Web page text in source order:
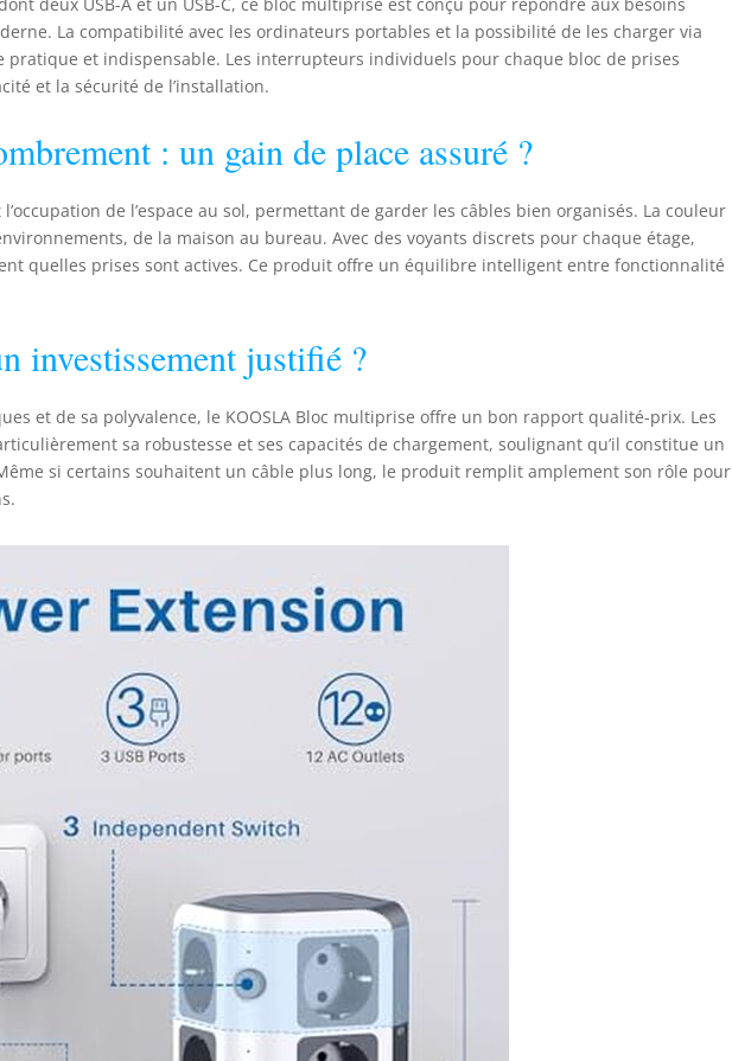
automatiquement lorsque la puissance totale de l'appareil
dépasse 3680W, vous protégeant ainsi complètement, vous et
vos appareils. Matériaux de Haute Qualité : La KOOSLA
Multiprise avec usb est composée de matériau PC ignifugé et
ignifugé, étanche et résistant aux hautes températures, ce qui
augmente considérablement la durée de vie de la prise et
deux USB-A et un USB-C, ce bloc multiprise est conçu pour répondre aux besoins
La compatibilité avec les ordinateurs portables et la possibilité de les charger via
pratique et indispensable. Les interrupteurs individuels pour chaque bloc de prises
et la sécurité de l’installation.
: un gain de place assuré ?
de l’espace au sol, permettant de garder les câbles bien organisés. La couleur
de la maison au bureau. Avec des voyants discrets pour chaque étage,
quelles prises sont actives. Ce produit offre un équilibre intelligent entre fonctionnalité
investissement justifié ?
et de sa polyvalence, le KOOSLA Bloc multiprise offre un bon rapport qualité-prix. Les
sa robustesse et ses capacités de chargement, soulignant qu’il constitue un
si certains souhaitent un câble plus long, le produit remplit amplement son rôle pour